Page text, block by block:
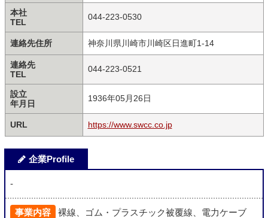
本社
TEL
044-223-0530
連絡先住所 神奈川県川崎市川崎区日進町1-14
連絡先
TEL
044-223-0521
設立
年月日
1936年05月26日
URL https://www.swcc.co.jp
企業Profile
-
事業内容
裸線、ゴム・プラスチック被覆線、電力ケーブ